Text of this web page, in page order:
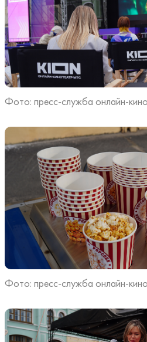
Фото: пресс-служба онлайн-
Фото: пресс-служба онлайн-